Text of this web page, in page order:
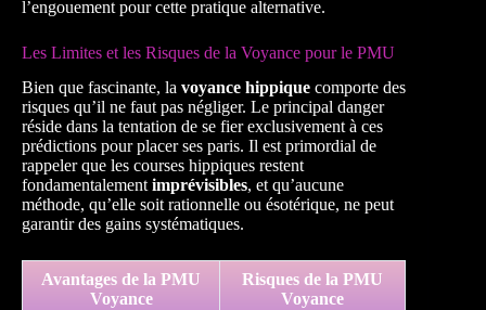
l’engouement pour cette pratique alternative.
Les Limites et les Risques de la Voyance pour le PMU
Bien que fascinante, la voyance hippique comporte des
risques qu’il ne faut pas négliger. Le principal danger
réside dans la tentation de se fier exclusivement à ces
prédictions pour placer ses paris. Il est primordial de
rappeler que les courses hippiques restent
fondamentalementimprévisibles, et qu’aucune
méthode, qu’elle soit rationnelle ou ésotérique, ne peut
garantir des gains systématiques.
Avantages de la PMU
Voyance
Risques de la PMU
Voyance